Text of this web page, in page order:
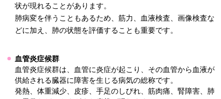
状が現れることがあります。
肺病変を伴うこともあるため、筋力、血液検査、画像検査な
どに加え、肺の状態を評価することも重要です。
血管炎症候群
血管炎症候群は、血管に炎症が起こり、その血管から血液が
供給される臓器に障害を生じる病気の総称です。
発熱、体重減少、皮疹、手足のしびれ、筋肉痛、腎障害、肺